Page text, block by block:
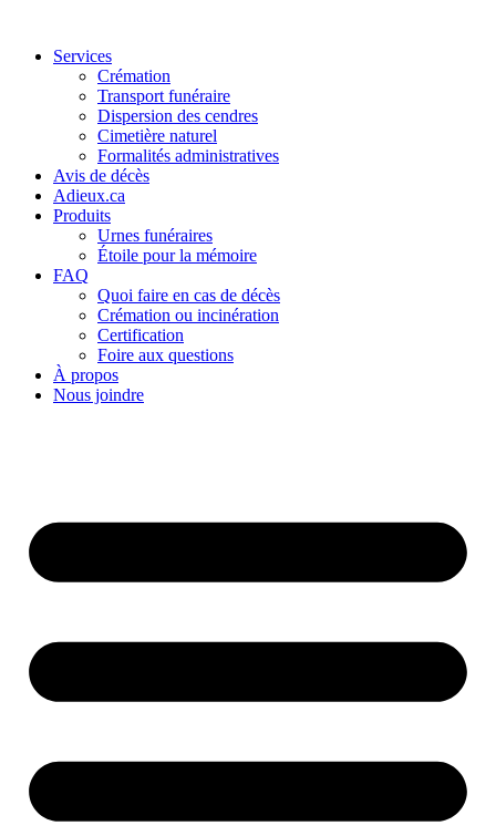
Services
Crémation
Transport funéraire
Dispersion des cendres
Cimetière naturel
Formalités administratives
Avis de décès
Adieux.ca
Produits
Urnes funéraires
Étoile pour la mémoire
FAQ
Quoi faire en cas de décès
Crémation ou incinération
Certification
Foire aux questions
À propos
Nous joindre